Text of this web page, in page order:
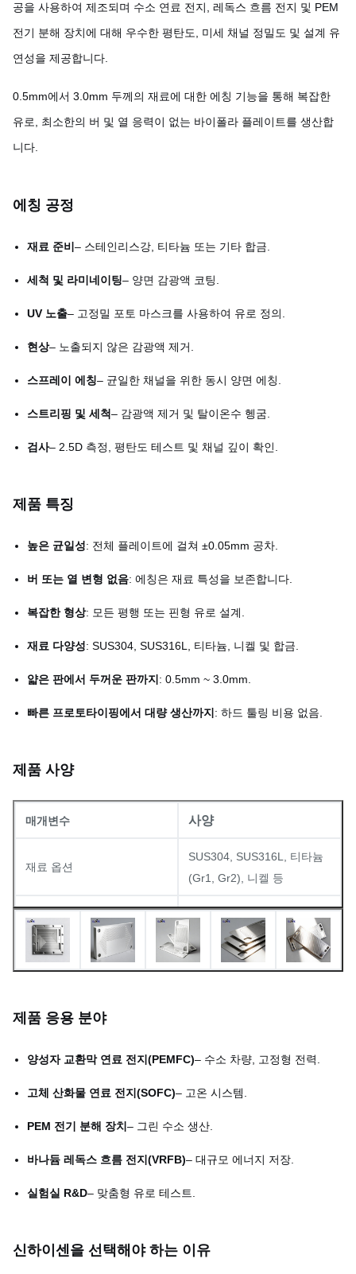
공을 사용하여 제조되며 수소 연료 전지, 레독스 흐름 전지 및 PEM
전기 분해 장치에 대해 우수한 평탄도, 미세 채널 정밀도 및 설계 유
연성을 제공합니다.
0.5mm에서 3.0mm 두께의 재료에 대한 에칭 기능을 통해 복잡한
유로, 최소한의 버 및 열 응력이 없는 바이폴라 플레이트를 생산합
니다.
에칭 공정
재료 준비 – 스테인리스강, 티타늄 또는 기타 합금.
세척 및 라미네이팅– 양면 감광액 코팅.
UV 노출– 고정밀 포토 마스크를 사용하여 유로 정의.
현상– 노출되지 않은 감광액 제거.
스프레이 에칭– 균일한 채널을 위한 동시 양면 에칭.
스트리핑 및 세척– 감광액 제거 및 탈이온수 헹굼.
검사– 2.5D 측정, 평탄도 테스트 및 채널 깊이 확인.
제품 특징
높은 균일성: 전체 플레이트에 걸쳐 ±0.05mm 공차.
버 또는 열 변형 없음: 에칭은 재료 특성을 보존합니다.
복잡한 형상: 모든 평행 또는 핀형 유로 설계.
재료 다양성: SUS304, SUS316L, 티타늄, 니켈 및 합금.
얇은 판에서 두꺼운 판까지 : 0.5mm ~ 3.0mm.
빠른 프로토타이핑에서 대량 생산까지 : 하드 툴링 비용 없음.
제품 사양
매개변수 사양
재료 옵션
SUS304, SUS316L, 티타늄
(Gr1, Gr2), 니켈 등
두께 범위 0.5mm – 3.0mm
평탄도
≤ 0.05mm (크기에 따라 다
름)
리드 타임
일
제품 응용 분야
양성자 교환막 연료 전지(PEMFC)– 수소 차량, 고정형 전력.
고체 산화물 연료 전지(SOFC)– 고온 시스템.
PEM 전기 분해 장치– 그린 수소 생산.
바나듐 레독스 흐름 전지(VRFB)– 대규모 에너지 저장.
실험실 R&D– 맞춤형 유로 테스트.
신하이센을 선택해야 하는 이유